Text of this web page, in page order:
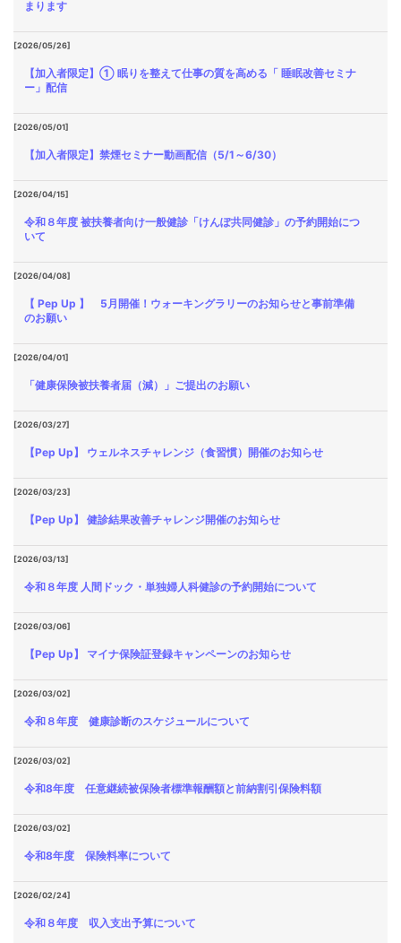
まります
[2026/05/26]
【加入者限定】① 眠りを整えて仕事の質を高める「 睡眠改善セミナ
ー」配信
[2026/05/01]
【加入者限定】禁煙セミナー動画配信（5/1～6/30）
[2026/04/15]
令和８年度 被扶養者向け一般健診「けんぽ共同健診」の予約開始につ
いて
[2026/04/08]
【 Pep Up 】 5月開催！ウォーキングラリーのお知らせと事前準備
のお願い
[2026/04/01]
「健康保険被扶養者届（減）」ご提出のお願い
[2026/03/27]
【Pep Up】 ウェルネスチャレンジ（食習慣）開催のお知らせ
[2026/03/23]
【Pep Up】 健診結果改善チャレンジ開催のお知らせ
[2026/03/13]
令和８年度 人間ドック・単独婦人科健診の予約開始について
[2026/03/06]
【Pep Up】 マイナ保険証登録キャンペーンのお知らせ
[2026/03/02]
令和８年度 健康診断のスケジュールについて
[2026/03/02]
令和8年度 任意継続被保険者標準報酬額と前納割引保険料額
[2026/03/02]
令和8年度 保険料率について
[2026/02/24]
令和８年度 収入支出予算について